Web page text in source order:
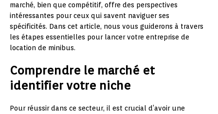
marché, bien que compétitif, offre des perspectives
intéressantes pour ceux qui savent naviguer ses
spécificités. Dans cet article, nous vous guiderons à travers
les étapes essentielles pour lancer votre entreprise de
location de minibus.
Comprendre le marché et
identifier votre niche
Pour réussir dans ce secteur, il est crucial d’avoir une